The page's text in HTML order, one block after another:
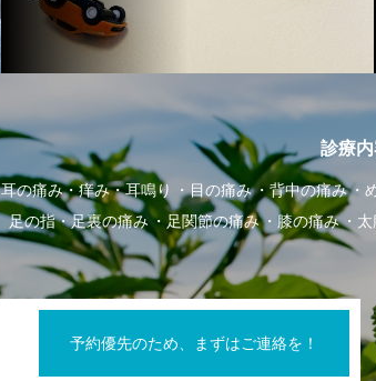
診療
耳の痛み・痒み・耳鳴り 目の痛み 背中の痛み
足の指・足裏の痛み
足関節の痛み 膝の痛み
予約優先のため、まずはご連絡を！